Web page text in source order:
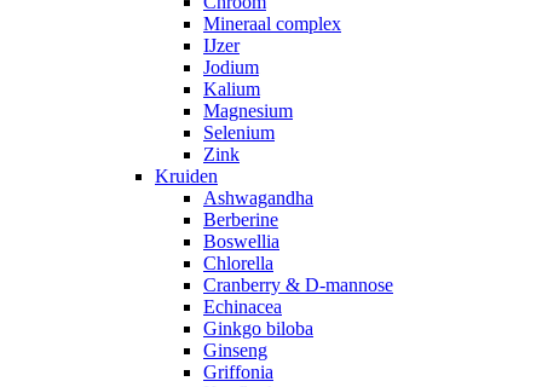
Mineraal complex
IJzer
Jodium
Kalium
Magnesium
Selenium
Zink
Kruiden
Ashwagandha
Berberine
Boswellia
Chlorella
Cranberry & D-mannose
Echinacea
Ginkgo biloba
Ginseng
Griffonia